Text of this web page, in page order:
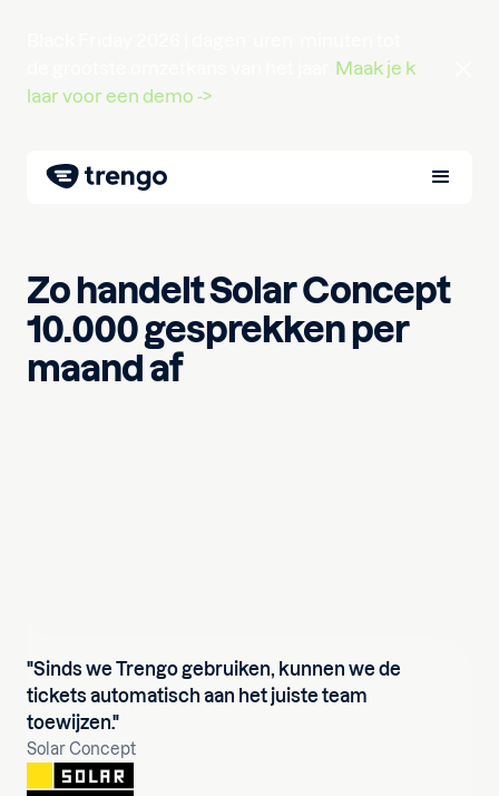
Maak je k
laar voor een demo ->
Zo handelt Solar Concept
10.000 gesprekken per
maand af
"Sinds we Trengo gebruiken, kunnen we de
tickets automatisch aan het juiste team
toewijzen."
Solar Concept